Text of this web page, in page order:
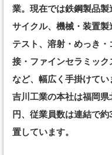
業。現在では鉄鋼製品製
サイクル、機械・装置製
テスト、溶射・めっき・
接・ファインセラミッ
など、幅広く手掛けてい
吉川工業の本社は福岡
円、従業員数は連結で
置しています。